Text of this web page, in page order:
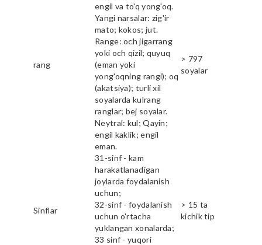
rang
engil va to'q yong'oq.
Yangi narsalar: zig'ir
mato; kokos; jut.
Range: och jigarrang
yoki och qizil; quyuq
(eman yoki
yong'oqning rangi); oq
(akatsiya); turli xil
soyalarda kulrang
ranglar; bej soyalar.
Neytral: kul; Qayin;
engil kaklik; engil
eman.
> 797
soyalar
Sinflar
31-sinf - kam
harakatlanadigan
joylarda foydalanish
uchun;
32-sinf - foydalanish
uchun o'rtacha
yuklangan xonalarda;
33 sinf - yuqori
> 15 ta
kichik tip